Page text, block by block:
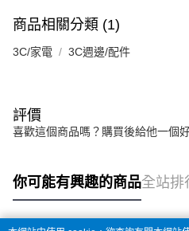
商品相關分類 (1)
3C/家電 3C週邊/配件
評價
喜歡這個商品嗎？購買後給他一個
你可能有興趣的商品全站排